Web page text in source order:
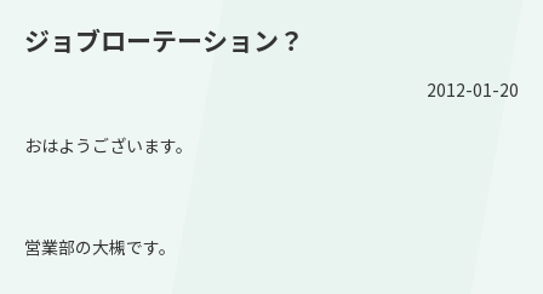
ジョブローテーション？
2012-01-20
おはようございます。
営業部の大槻です。